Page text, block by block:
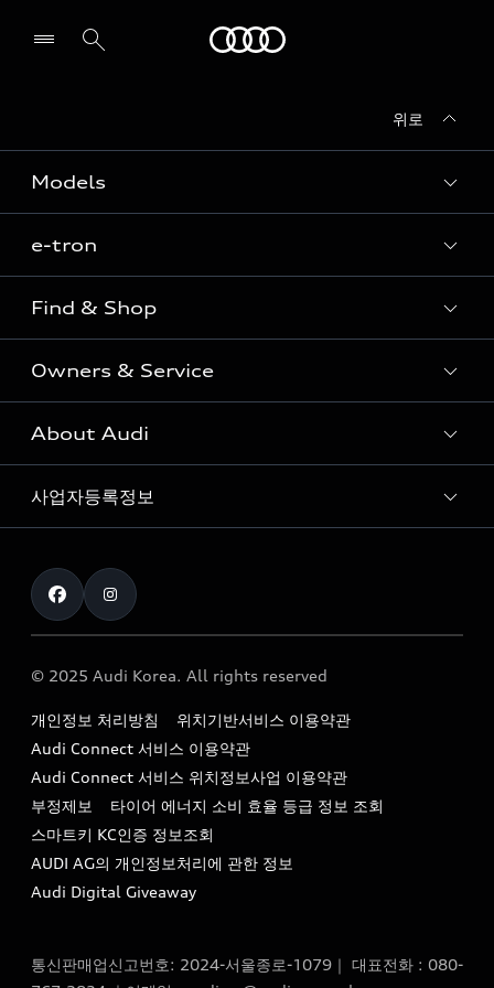
위로
Models
Sedan
SUV
Coupe
S range
e-tron
e-tron
Find & Shop
전시장/AAP 전시장/AS센터
아우디 신차 재고
아우디 모델 비교하기
아우디 공식 인증 중고차
The new Audi A6 Taste Drive 이벤트
Owners & Service
고객안내
Audi Connect
myAudiworld
내비게이션 데이터 다운로드
아우디 영상 매뉴얼
서비스 센터
서비스 프로그램
아우디 e-tron 케어 프로그램
사설수리업체를 위한 권고사항
About Audi
아우디 브랜드
Formula 1
Audi Story
아우디코리아 소식
아우디코리아 소개
아우디 스토리
아우디 브랜드 히스토리
quattro 시스템
사업자등록정보
통신판매업신고번호 : 2024-서울종로-1079
대표자명 : 틸 셰어
딩)
이메일 : audi_m@audi-ccc.co.kr
© 2025 Audi Korea. All rights reserved
개인정보 처리방침
위치기반서비스 이용약관
Audi Connect 서비스 이용약관
Audi Connect 서비스 위치정보사업 이용약관
부정제보
타이어 에너지 소비 효율 등급 정보 조회
스마트키 KC인증 정보조회
AUDI AG의 개인정보처리에 관한 정보
Audi Digital Giveaway
통신판매업신고번호: 2024-서울종로-1079｜ 대표전화 : 080-